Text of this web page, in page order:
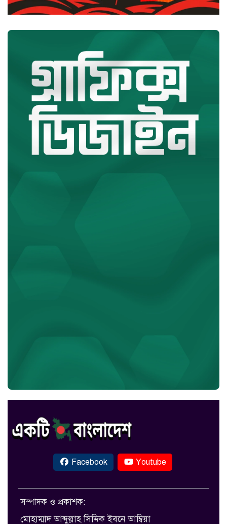
Facebook Youtube
সম্পাদক ও প্রকাশক:
মোহাম্মাদ আব্দুল্লাহ সিদ্দিক ইবনে আম্বিয়া